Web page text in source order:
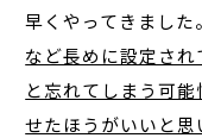
早くやってきました。
など長めに設定さ
と忘れてしまう可
せたほうがいいと思